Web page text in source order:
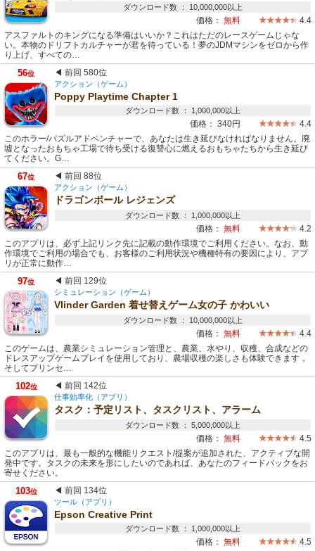
ダウンロード数 ： 10,000,000以上
価格： 無料
4.4
アスファルトのキングになる準備はいいか？これはただのレースゲームじゃな
い。本物のドリフトカルチャーが君を待っている！夢のJDMマシンをゼロから作
り上げ、すべての…
56位 ◀ 前回 580位
アクション（ゲーム）
Poppy Playtime Chapter 1
ダウンロード数 ： 1,000,000以上
価格： 340円
4.4
このホラー/パズルアドベンチャーで、あなたは生き延びなければなりません。廃
墟となったおもちゃ工場で待ち受ける復讐心に燃えるおもちゃたちから生き延び
てください。G…
67位 ◀ 前回 88位
アクション（ゲーム）
ドラゴンボール レジェンズ
ダウンロード数 ： 1,000,000以上
価格： 無料
4.2
このアプリは、必ず上記リンク先に記載の動作環境でご利用ください。なお、動
作環境でご利用の場合でも、お客様のご利用状況や機種特有の要因により、アプ
リが正常に動作…
97位 ◀ 前回 129位
シミュレーション（ゲーム）
Vlinder Garden 着せ替えゲーム女の子 かわいい
ダウンロード数 ： 10,000,000以上
価格： 無料
4.4
このゲームは、農業シミュレーション管理と、農業、水やり、収穫、合成などの
ドレスアップゲームプレイを使用しており、農場収穫の楽しさも体験できます，
そしてプリンセ…
102位 ◀ 前回 142位
仕事効率化（アプリ）
タスク：予定リスト、タスクリスト、アラーム
ダウンロード数 ： 5,000,000以上
価格： 無料
4.5
このアプリは、最も一般的な機能リクエスト/提案が追加された、アクティブな開
発中です。タスクの未来を形にしたいのであれば、あなたのフィードバックをお
寄せください。
103位 ◀ 前回 134位
ツール（アプリ）
Epson Creative Print
ダウンロード数 ： 1,000,000以上
価格： 無料
4.5